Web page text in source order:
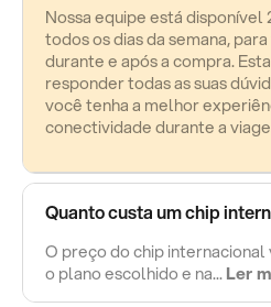
Nossa equipe está disponível
todos os dias da semana,
durante e após a compra.
responder todas as suas
você tenha a melhor
conectividade durante a
Quanto custa um chip
O preço do chip
o plano escolhido e na...Ler